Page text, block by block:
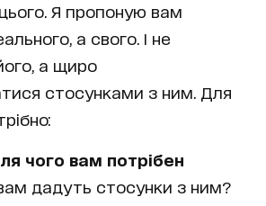
Я пропоную вам
а свого. І не
а щиро
стосунками з ним. Для
чого вам потрібен
дадуть стосунки з ним?